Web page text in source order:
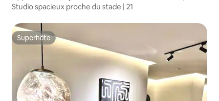
Studio spacieux proche du stade | 21
Superhôte
Superhôte